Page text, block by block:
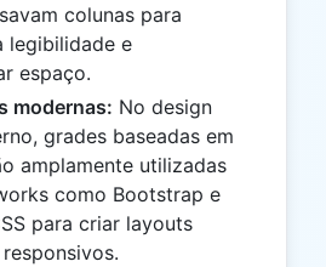
colunas para
legibilidade e
espaço.
modernas: No design
grades baseadas em
amplamente utilizadas
como Bootstrap e
para criar layouts